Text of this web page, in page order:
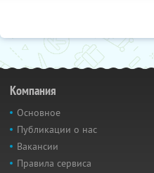
Компания
Основное
Публикации о нас
Вакансии
Правила сервиса